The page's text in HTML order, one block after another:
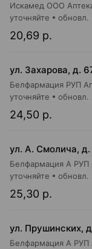
Искамед ООО
20,69 р.
уточняйте обновл.
ул. Захарова, д.
Белфармация РУП
24,50 р.
уточняйте обновл.
ул. А. Смолича,
Белфармация А
25,30 р.
уточняйте обновл.
ул. Прушинских,
Белфармация А